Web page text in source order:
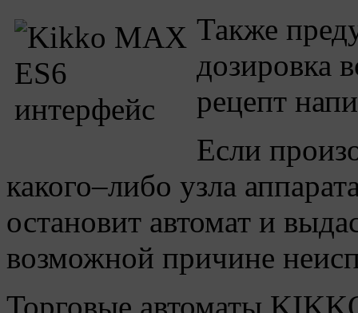
Также
дозировка
рецепт
Если
какого–либо узла
остановит автомат и
возможной причине